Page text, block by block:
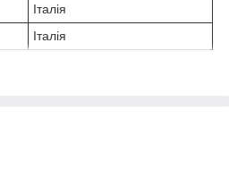
Італія
Італія